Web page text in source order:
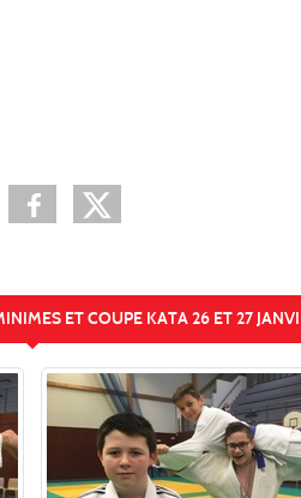
ET COUPE KATA 26 ET 27